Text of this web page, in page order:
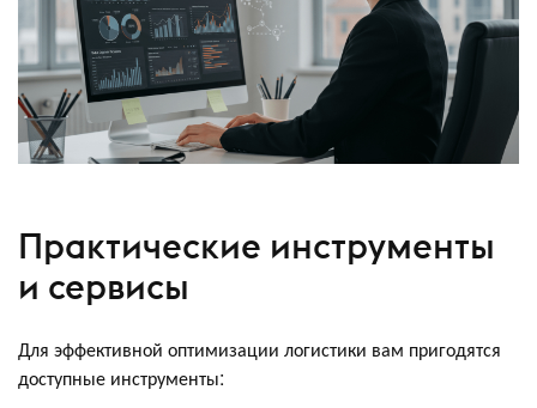
Практические инструменты
и сервисы
Для эффективной оптимизации логистики вам пригодятся
доступные инструменты: